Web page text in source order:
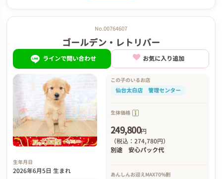
No.00764607
ゴールデン・レトリバー
ラインで問い合わせ お気に入り追加
生年月日
2026年6月5日 生まれ
この子のいるお店
仙台太白店 管理センター
生体価格
249,800円
（税込：274,780円）
別途 安心パック代
あんしんお迎えMAX70%割